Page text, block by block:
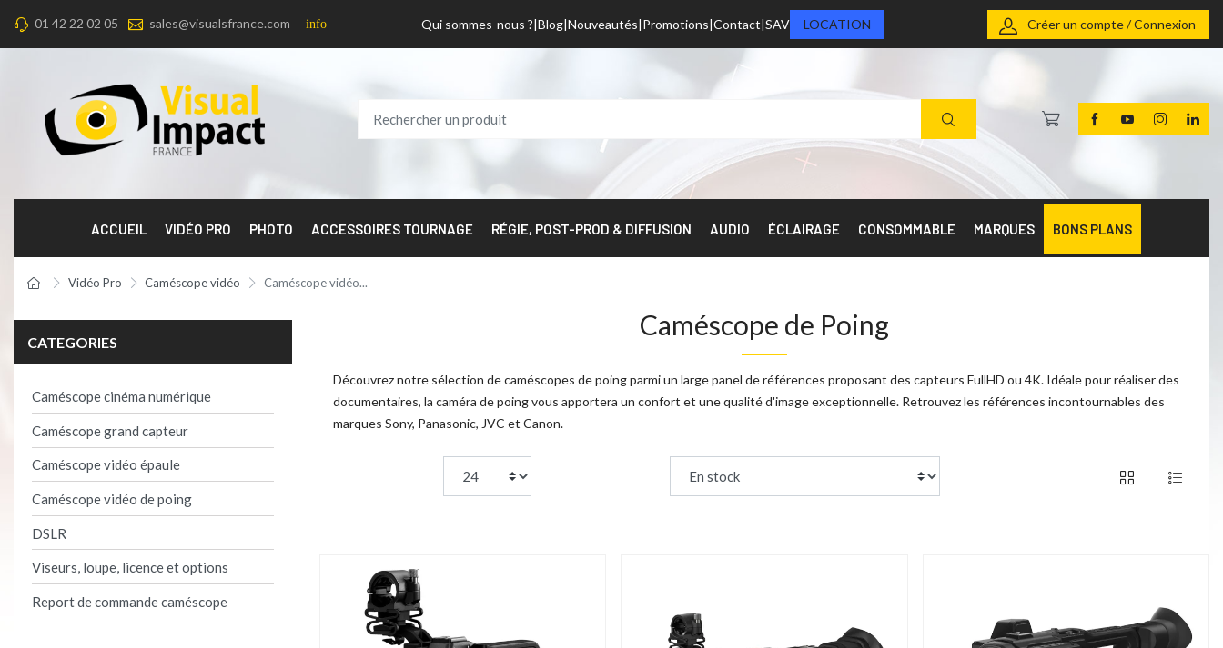
01 42 22 02 05 sales@visualsfrance.com info Qui sommes-nous ? Blog Nouveautés Promotions Contact SAV LOCATION Créer un compte / Connexion
ACCUEIL VIDÉO PRO PHOTO ACCESSOIRES TOURNAGE RÉGIE, POST-PROD & DIFFUSION AUDIO ÉCLAIRAGE CONSOMMABLE MARQUES BONS PLANS
Vidéo Pro Caméscope vidéo Caméscope vidéo...
CATEGORIES
Caméscope cinéma numérique
Caméscope grand capteur
Caméscope vidéo épaule
Caméscope vidéo de poing
DSLR
Viseurs, loupe, licence et options
Report de commande caméscope
Caméscope de Poing
Découvrez notre sélection de caméscopes de poing parmi un large panel de références proposant des capteurs FullHD ou 4K. Idéale pour réaliser des
documentaires, la caméra de poing vous apportera un confort et une qualité d'image exceptionnelle. Retrouvez les références incontournables des
marques Sony, Panasonic, JVC et Canon.